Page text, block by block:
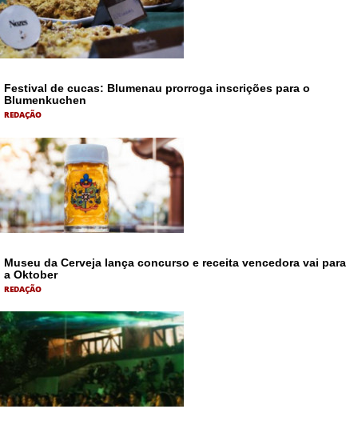
Festival de cucas: Blumenau prorroga inscrições para o
Blumenkuchen
REDAÇÃO
Museu da Cerveja lança concurso e receita vencedora vai para
a Oktober
REDAÇÃO